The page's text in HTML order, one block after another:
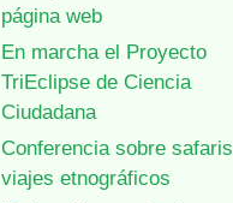
página web
En marcha el Proyecto
TriEclipse de Ciencia
Ciudadana
Conferencia sobre
viajes etnográficos